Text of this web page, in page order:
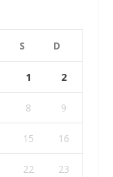
S D
1 2
8 9
15 16
22 23